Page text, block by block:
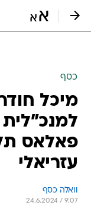
כסף
מיכל
למנכ"לית
פאלאס
עזריאלי
וואלה כסף
24.6.2024 / 9:07